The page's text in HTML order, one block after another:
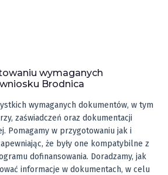
wymaganych
Brodnica
wymaganych dokumentów, w tym
zaświadczeń oraz dokumentacji
Pomagamy w przygotowaniu jak i
że były one kompatybilne z
dofinansowania. Doradzamy, jak
informacje w dokumentach, w celu